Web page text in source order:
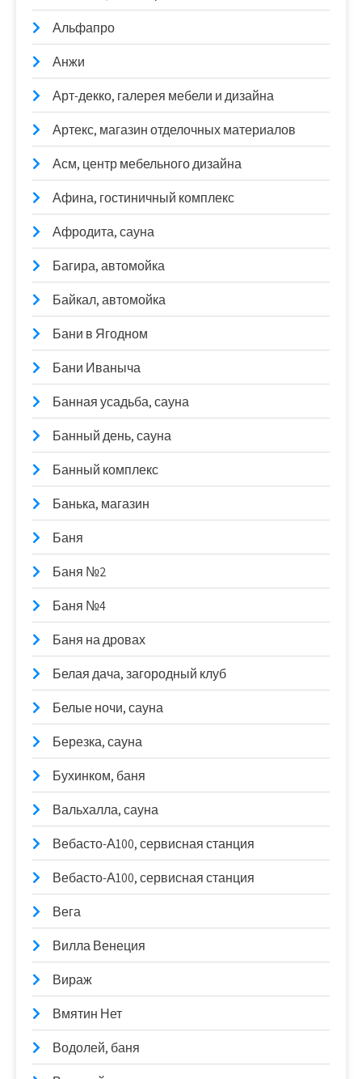
Альфапро
Анжи
Арт-декко, галерея мебели и дизайна
Артекс, магазин отделочных материалов
Асм, центр мебельного дизайна
Афина, гостиничный комплекс
Афродита, сауна
Багира, автомойка
Байкал, автомойка
Бани в Ягодном
Бани Иваныча
Банная усадьба, сауна
Банный день, сауна
Банный комплекс
Банька, магазин
Баня
Баня №2
Баня №4
Баня на дровах
Белая дача, загородный клуб
Белые ночи, сауна
Березка, сауна
Бухинком, баня
Вальхалла, сауна
Вебасто-А100, сервисная станция
Вебасто-А100, сервисная станция
Вега
Вилла Венеция
Вираж
Вмятин Нет
Водолей, баня